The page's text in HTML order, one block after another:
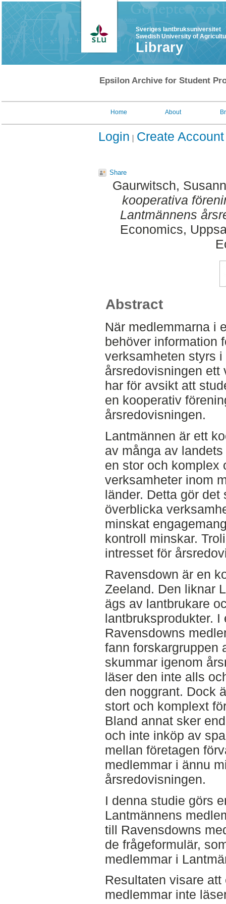
Sveriges lantbruksuniversitet
Swedish University of
Library
Epsilon Archive for Student
Home About
Login Create Account
Share
Gaurwitsch,
kooperativa
Lantmännens
Economics,
Abstract
När medlemmarna i
behöver information
verksamheten styrs
årsredovisningen ett
har för avsikt att
en kooperativ
årsredovisningen.
Lantmännen är ett
av många av
en stor och komplex
verksamheter inom
länder. Detta gör det
överblicka
minskat
kontroll minskar.
intresset för
Ravensdown är en
Zeeland. Den liknar
ägs av lantbrukare
lantbruksprodukter. I
Ravensdowns
fann forskargruppen
skummar igenom
läser den inte alls
den noggrant. Dock
stort och komplext
Bland annat sker
och inte inköp av
mellan företagen
medlemmar i ännu
årsredovisningen.
I denna studie görs
Lantmännens
till Ravensdowns
de frågeformulär,
medlemmar i
Resultaten visare
medlemmar inte